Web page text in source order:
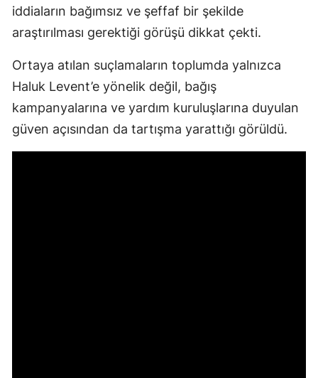
iddiaların bağımsız ve şeffaf bir şekilde
araştırılması gerektiği görüşü dikkat çekti.
Ortaya atılan suçlamaların toplumda yalnızca
Haluk Levent’e yönelik değil, bağış
kampanyalarına ve yardım kuruluşlarına duyulan
güven açısından da tartışma yarattığı görüldü.